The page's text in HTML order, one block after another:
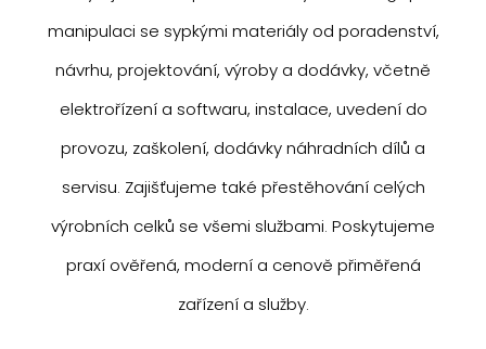
manipulaci se sypkými materiály od poradenství,
návrhu, projektování, výroby a dodávky, včetně
elektrořízení a softwaru, instalace, uvedení do
provozu, zaškolení, dodávky náhradních dílů a
servisu. Zajišťujeme také přestěhování celých
výrobních celků se všemi službami. Poskytujeme
praxí ověřená, moderní a cenově přiměřená
zařízení a služby.